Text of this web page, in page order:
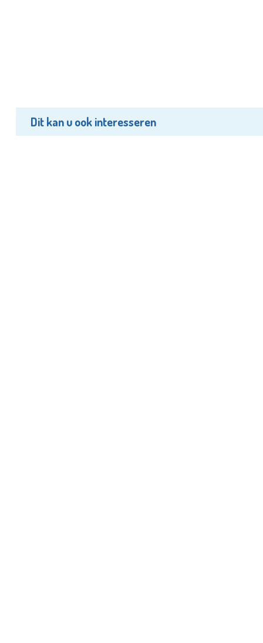
Dit kan u ook interesseren